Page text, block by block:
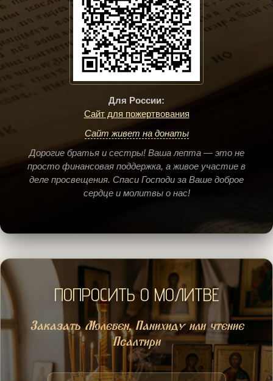
Для России:
Сайт для пожертвования
Сайт живет на донаты
Дорогие братья и сестры! Ваша лепта — это не
просто финансовая поддержка, а живое участие в
деле просвещения. Спаси Господи за Ваше доброе
сердце и молитвы о нас!
ПОПРОСИТЬ О МОЛИТВЕ
Заказать Молебен, Панихиду или чтение
Псалтири